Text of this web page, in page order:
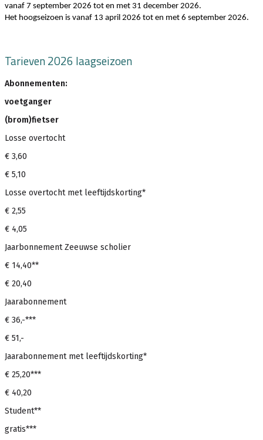
vanaf 7 september 2026 tot en met 31 december 2026.
Het hoogseizoen is vanaf 13 april 2026 tot en met 6 september 2026.
Tarieven 2026 laagseizoen
Abonnementen:
voetganger
(brom)fietser
Losse overtocht
€ 3,60
€ 5,10
Losse overtocht met leeftijdskorting*
€ 2,55
€ 4,05
Jaarbonnement Zeeuwse scholier
€ 14,40**
€ 20,40
Jaarabonnement
€ 36,-***
€ 51,-
Jaarabonnement met leeftijdskorting*
€ 25,20***
€ 40,20
Student**
gratis***